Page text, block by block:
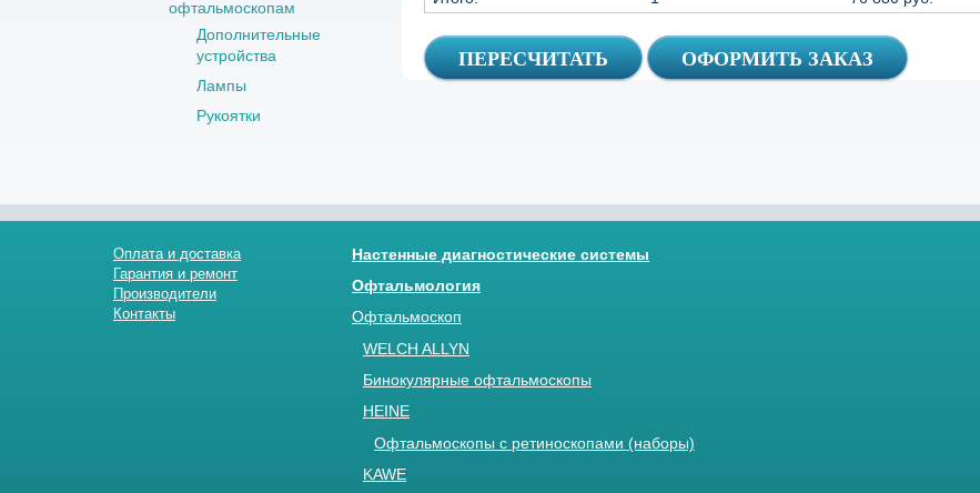
офтальмоскопам
Дополнительные
устройства
Лампы
Рукоятки
Оплата и доставка
Гарантия и ремонт
Производители
Контакты
Настенные диагностические системы
Офтальмология
Офтальмоскоп
WELCH ALLYN
Бинокулярные офтальмоскопы
HEINE
Офтальмоскопы с ретиноскопами (наборы)
KAWE